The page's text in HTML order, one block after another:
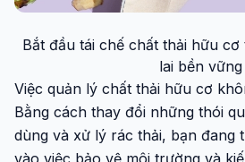
Bắt đầu tái chế chất thải hữu
lai bền vững
Việc quản lý chất thải hữu cơ
Bằng cách thay đổi những thói
dùng và xử lý rác thải, bạn đang
vào việc bảo vệ môi trường và